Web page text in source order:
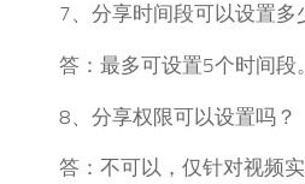
7、分享时间段可以设置多
答：最多可设置5个时间段。
8、分享权限可以设置吗？
答：不可以，仅针对视频实